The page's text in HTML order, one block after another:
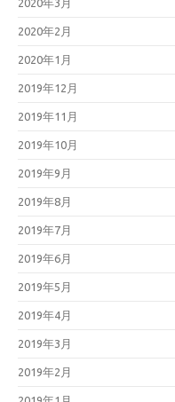
2020年2月
2020年1月
2019年12月
2019年11月
2019年10月
2019年9月
2019年8月
2019年7月
2019年6月
2019年5月
2019年4月
2019年3月
2019年2月